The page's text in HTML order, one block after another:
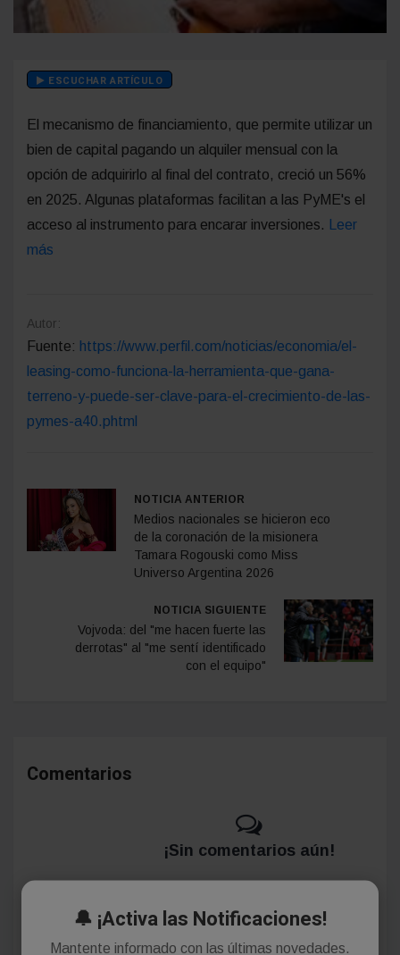
ESCUCHAR ARTÍCULO
El mecanismo de financiamiento, que permite utilizar un
bien de capital pagando un alquiler mensual con la
opción de adquirirlo al final del contrato, creció un 56%
en 2025. Algunas plataformas facilitan a las PyME's el
acceso al instrumento para encarar inversiones.
Leer
más
Autor:
Fuente: https://www.perfil.com/noticias/economia/el-
leasing-como-funciona-la-herramienta-que-gana-
terreno-y-puede-ser-clave-para-el-crecimiento-de-las-
pymes-a40.phtml
NOTICIA ANTERIOR
Medios nacionales se hicieron eco
de la coronación de la misionera
Tamara Rogouski como Miss
Universo Argentina 2026
NOTICIA SIGUIENTE
Vojvoda: del "me hacen fuerte las
derrotas" al "me sentí identificado
con el equipo"
Comentarios
¡Sin comentarios aún!
Se el primero en comentar este artículo.
🔔 ¡Activa las Notificaciones!
Mantente informado con las últimas novedades.